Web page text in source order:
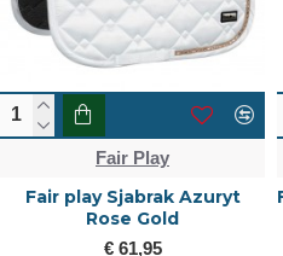
Fair Play
Fair Play ceramic sjabrak
Quartz
€ 53,00